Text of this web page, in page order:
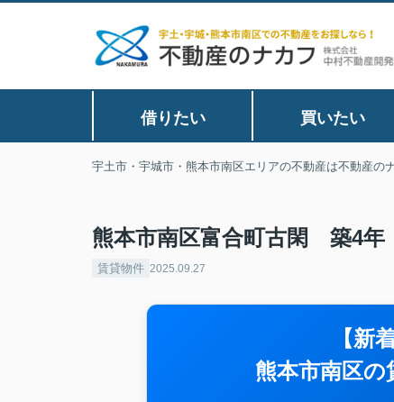
借りたい 買いたい
宇土市・宇城市・熊本市南区エリアの不動産は不動産の
熊本市南区富合町古閑 築4
賃貸物件 2025.09.27
【新
熊本市南区の